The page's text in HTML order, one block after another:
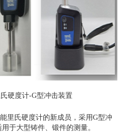
硬度计-G型冲击装置
里氏硬度计的新成员，采用G型冲
于大型铸件、锻件的测量。